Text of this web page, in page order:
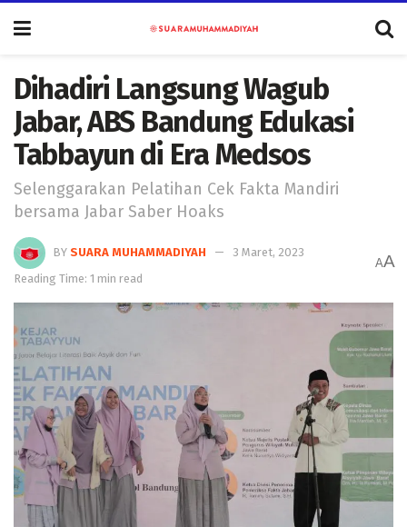
Dihadiri Langsung Wagub
Jabar, ABS Bandung Edukasi
Tabbayun di Era Medsos
Selenggarakan Pelatihan Cek Fakta Mandiri
bersama Jabar Saber Hoaks
BY SUARA MUHAMMADIYAH
3 Maret, 2023
Reading Time: 1 min read
AA